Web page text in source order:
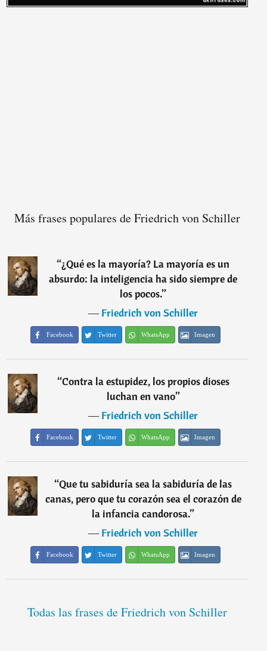
Más frases populares de Friedrich von Schiller
“¿Qué es la mayoría? La mayoría es un
absurdo: la inteligencia ha sido siempre de
los pocos.”
―Friedrich von Schiller
Facebook Twitter WhatsApp Imagen
“Contra la estupidez, los propios dioses
luchan en vano”
―Friedrich von Schiller
Facebook Twitter WhatsApp Imagen
“Que tu sabiduría sea la sabiduría de las
canas, pero que tu corazón sea el corazón de
la infancia candorosa.”
―Friedrich von Schiller
Facebook Twitter WhatsApp Imagen
Todas las frases de Friedrich von Schiller